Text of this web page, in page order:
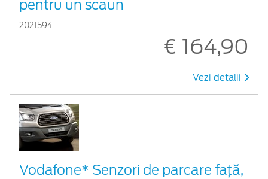
pentru un scaun
2021594
€ 164,90
Vezi detalii
Vodafone* Senzori de parcare față,